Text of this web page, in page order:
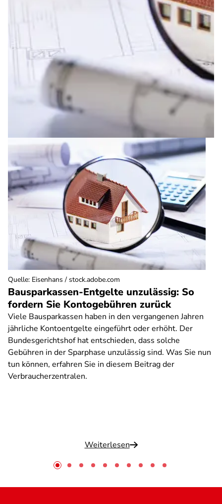
Bausparkassen-Entgelte unzulässig: So
fordern Sie Kontogebühren zurück
Viele Bausparkassen haben in den vergangenen Jahren
jährliche Kontoentgelte eingeführt oder erhöht. Der
Bundesgerichtshof hat entschieden, dass solche
Gebühren in der Sparphase unzulässig sind. Was Sie nun
tun können, erfahren Sie in diesem Beitrag der
Verbraucherzentralen.
Weiterlesen
Quelle: Eisenhans / stock.adobe.com